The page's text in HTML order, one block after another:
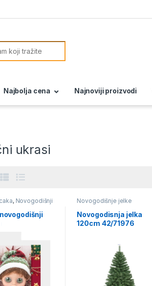
Najbolja cena Najnoviji proizvodi
ukrasi
, Novogodišnji
Novogodišnje jelke
Novogodisnja jelka
120cm 42/71976